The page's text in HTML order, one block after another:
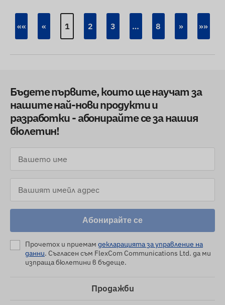
«« « 1 2 3 … 8 » »»
Бъдете първите, които ще научат за
нашите най-нови продукти и
разработки - абонирайте се за нашия
бюлетин!
Абонирайте се
Прочетох и приемам декларацията за управление на
данни. Съгласен съм FlexCom Communications Ltd. да ми
изпраща бюлетини в бъдеще.
Продажби